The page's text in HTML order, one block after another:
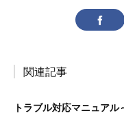
関連記事